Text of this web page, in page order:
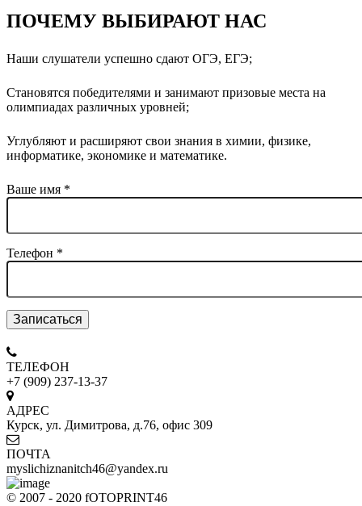
ПОЧЕМУ ВЫБИРАЮТ НАС
Наши слушатели успешно сдают ОГЭ, ЕГЭ;
Становятся победителями и занимают призовые места на
олимпиадах различных уровней;
Углубляют и расширяют свои знания в химии, физике,
информатике, экономике и математике.
Ваше имя *
Телефон *
Записаться
ТЕЛЕФОН
+7 (909) 237-13-37
АДРЕС
Курск, ул. Димитрова, д.76, офис 309
ПОЧТА
myslichiznanitch46@yandex.ru
© 2007 - 2020 fOTOPRINT46